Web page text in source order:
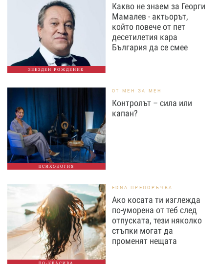
ЗВЕЗДЕН РОЖДЕНИК
Какво не знаем за Георги
Мамалев - актьорът,
който повече от пет
десетилетия кара
България да се смее
ПСИХОЛОГИЯ
ОТ МЕН ЗА МЕН
Контролът – сила или
капан?
ПО-КРАСИВА
EDNA ПРЕПОРЪЧВА
Ако косата ти изглежда
по-уморена от теб след
отпуската, тези няколко
стъпки могат да
променят нещата